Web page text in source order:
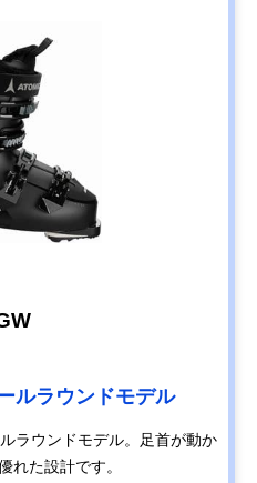
ルラウンドモデル
ラウンドモデル。足首が動か
れた設計です。